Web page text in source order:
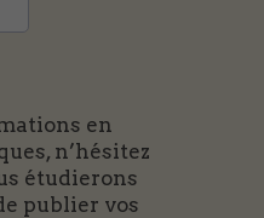
en
n’hésitez
étudierons
publier vos